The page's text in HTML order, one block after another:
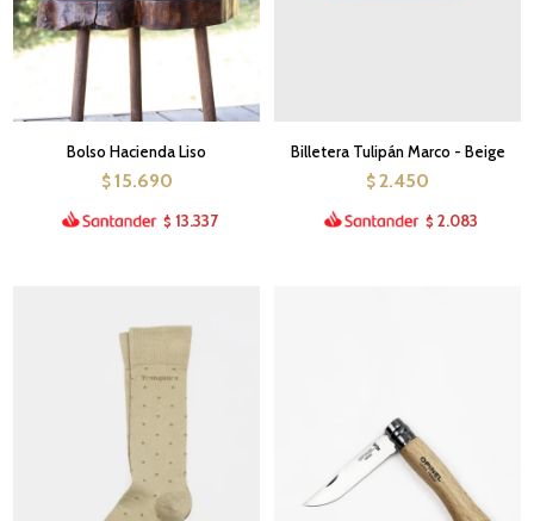
Bolso Hacienda Liso
$ 15.690
$ 13.337
Billetera Tulipán Marco - Beige
$ 2.450
$ 2.083